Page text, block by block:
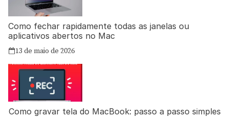
Como fechar rapidamente todas as janelas ou
aplicativos abertos no Mac
13 de maio de 2026
Como gravar tela do MacBook: passo a passo simples